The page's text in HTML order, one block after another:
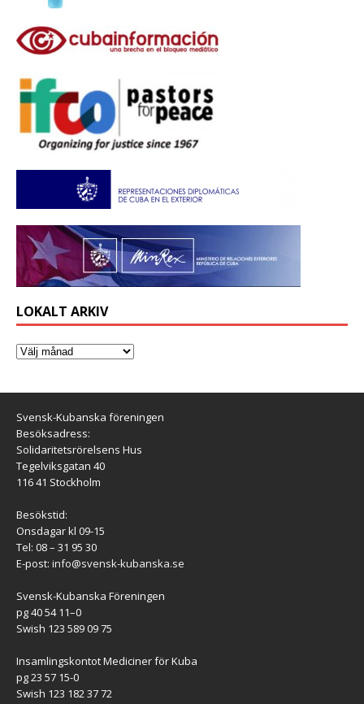
LOKALT ARKIV
Svensk-Kubanska föreningen
Besöksadress:
Solidaritetsrörelsens Hus
Tegelviksgatan 40
116 41 Stockholm
Besökstid:
Onsdagar kl 09-15
Tel: 08 – 31 95 30
E-post: info@svensk-kubanska.se
Svensk-Kubanska Föreningen
pg 40 54 11–0
Swish 123 589 09 75
Insamlingskontot Mediciner för Kuba
pg 23 57 15-0
Swish 123 182 37 72